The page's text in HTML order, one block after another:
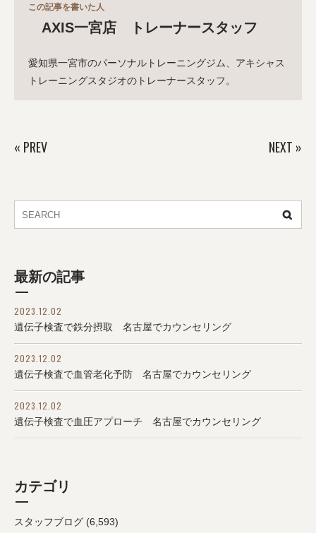
この記事を書いた人
AXIS一宮店 トレーナースタッフ
愛知県一宮市のパーソナルトレーニングジム、アキシャス
トレーニングスタジオのトレーナースタッフ。
« PREV NEXT »
最新の記事
2023.12.02
遺伝子検査で鉄分摂取 名古屋でカウンセリング
2023.12.02
遺伝子検査で血管老化予防 名古屋でカウンセリング
2023.12.02
遺伝子検査で血圧アプローチ 名古屋でカウンセリング
カテゴリ
スタッフブログ (6,593)